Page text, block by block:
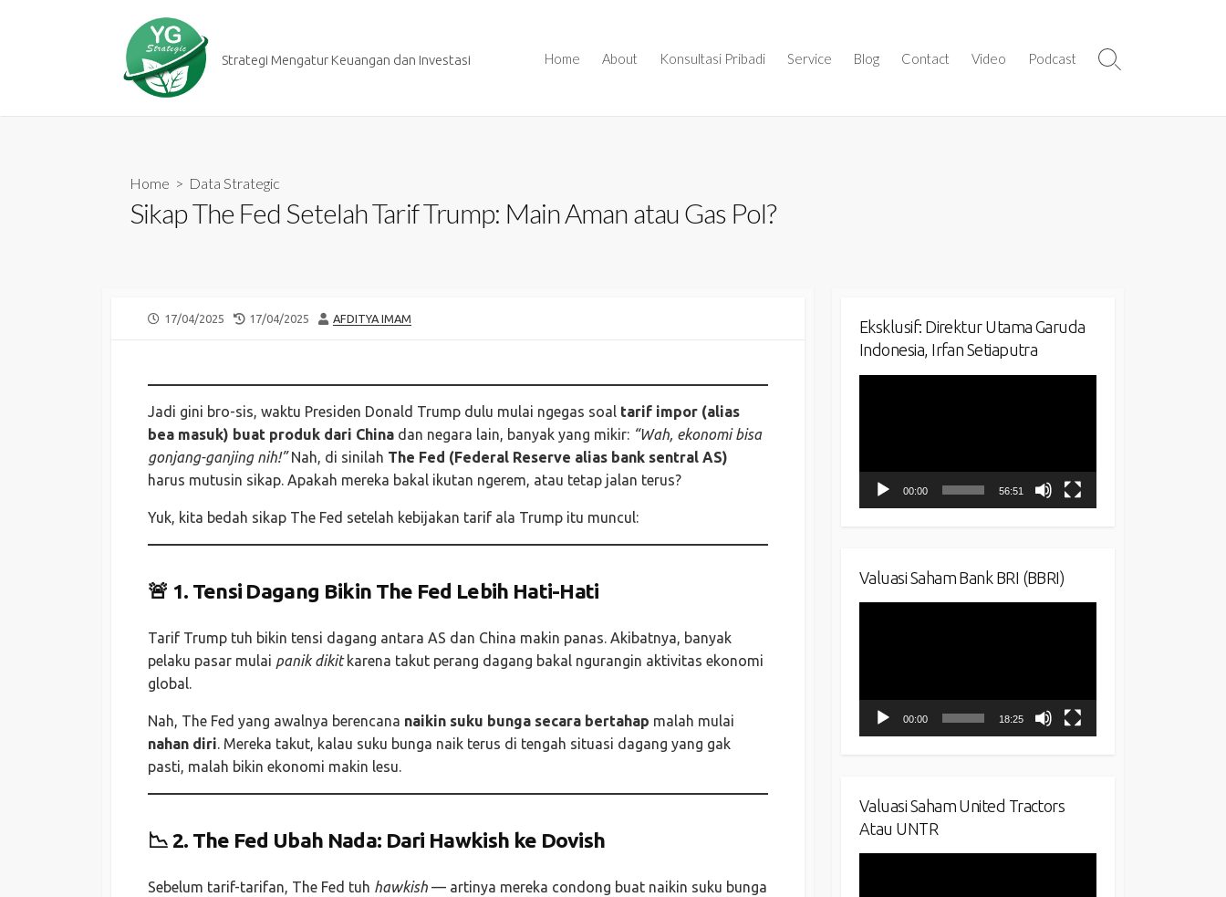
Strategi Mengatur Keuangan dan Investasi Home About Konsultasi Pribadi Service Blog Contact Video Podcast
Search
Home > Data Strategic
Sikap The Fed Setelah Tarif Trump: Main Aman atau Gas Pol?
PUBLISHED
17/04/2025
LAST
17/04/2025 AUTHOR
AFDITYA IMAM
Jadi gini bro-sis, waktu Presiden Donald Trump dulu mulai ngegas soal tarif impor (alias
bea masuk) buat produk dari China dan negara lain, banyak yang mikir: “Wah, ekonomi bisa
gonjang-ganjing nih!”Nah, di sinilah The Fed (Federal Reserve alias bank sentral AS)
harus mutusin sikap. Apakah mereka bakal ikutan ngerem, atau tetap jalan terus?
Yuk, kita bedah sikap The Fed setelah kebijakan tarif ala Trump itu muncul:
🚨 1. Tensi Dagang Bikin The Fed Lebih Hati-Hati
Tarif Trump tuh bikin tensi dagang antara AS dan China makin panas. Akibatnya, banyak
pelaku pasar mulai panik dikitkarena takut perang dagang bakal ngurangin aktivitas ekonomi
global.
Nah, The Fed yang awalnya berencana naikin suku bunga secara bertahap malah mulai
nahan diri. Mereka takut, kalau suku bunga naik terus di tengah situasi dagang yang gak
pasti, malah bikin ekonomi makin lesu.
📉 2. The Fed Ubah Nada: Dari Hawkish ke Dovish
Sebelum tarif-tarifan, The Fed tuh hawkish — artinya mereka condong buat naikin suku bunga
Eksklusif: Direktur Utama Garuda
Indonesia, Irfan Setiaputra
00:00 56:51
Valuasi Saham Bank BRI (BBRI)
00:00 18:25
Valuasi Saham United Tractors
Atau UNTR